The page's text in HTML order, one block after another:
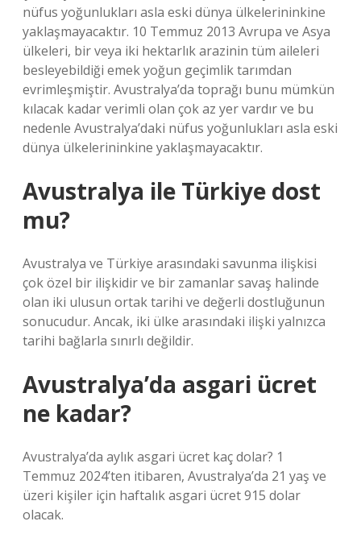
nüfus yoğunlukları asla eski dünya ülkelerininkine
yaklaşmayacaktır. 10 Temmuz 2013 Avrupa ve Asya
ülkeleri, bir veya iki hektarlık arazinin tüm aileleri
besleyebildiği emek yoğun geçimlik tarımdan
evrimleşmiştir. Avustralya’da toprağı bunu mümkün
kılacak kadar verimli olan çok az yer vardır ve bu
nedenle Avustralya’daki nüfus yoğunlukları asla eski
dünya ülkelerininkine yaklaşmayacaktır.
Avustralya ile Türkiye dost
mu?
Avustralya ve Türkiye arasındaki savunma ilişkisi
çok özel bir ilişkidir ve bir zamanlar savaş halinde
olan iki ulusun ortak tarihi ve değerli dostluğunun
sonucudur. Ancak, iki ülke arasındaki ilişki yalnızca
tarihi bağlarla sınırlı değildir.
Avustralya’da asgari ücret
ne kadar?
Avustralya’da aylık asgari ücret kaç dolar? 1
Temmuz 2024’ten itibaren, Avustralya’da 21 yaş ve
üzeri kişiler için haftalık asgari ücret 915 dolar
olacak.